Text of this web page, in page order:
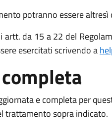
potranno essere
artt. da 15 a 22 del
esercitati scrivendo a
e completa per
trattamento sopra indicato.